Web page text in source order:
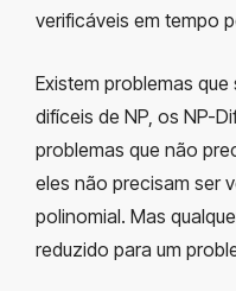
verificáveis em tempo
Existem problemas
difíceis de NP, os NP-
problemas que não
eles não precisam ser
polinomial. Mas
reduzido para um